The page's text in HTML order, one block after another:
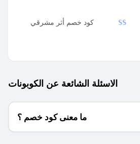
كود خصم أثر مشرقي SS
الاسئلة الشائعة عن الكوبونات
ما معنى كود خصم ؟